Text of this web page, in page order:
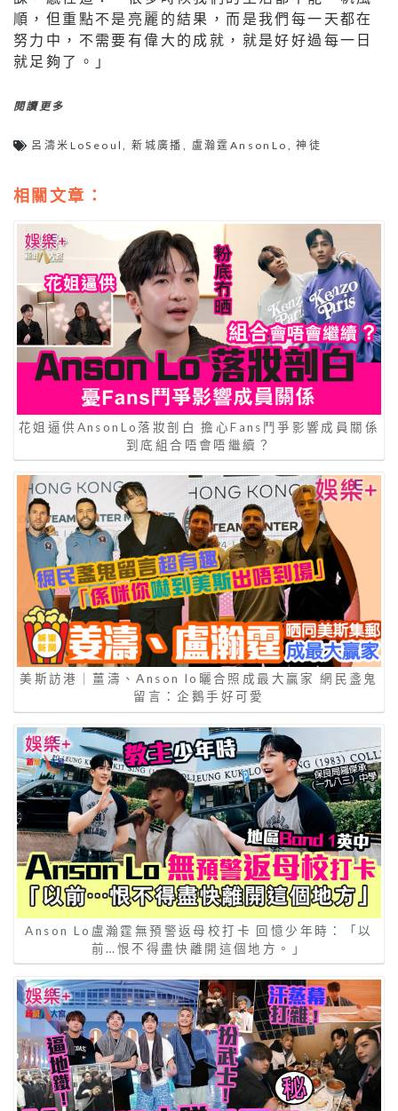
順，但重點不是亮麗的結果，而是我們每一天都在
努力中，不需要有偉大的成就，就是好好過每一日
就足夠了。」
閱讀更多
呂濤米LoSeoul,新城廣播 , 盧瀚霆AnsonLo ,神徒
相關文章：
花姐逼供AnsonLo落妝剖白 擔心Fans鬥爭影響成員關係
到底組合唔會唔繼續？
美斯訪港｜薑濤、Anson lo曬合照成最大贏家 網民盞鬼
留言：企鵝手好可愛
Anson Lo盧瀚霆無預警返母校打卡 回憶少年時：「以
前…恨不得盡快離開這個地方。」